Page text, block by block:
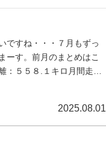
ですね・・・７月もずっ
ーす。前月のまとめはこ
：５５８.１キロ月間走行
2025.08.01